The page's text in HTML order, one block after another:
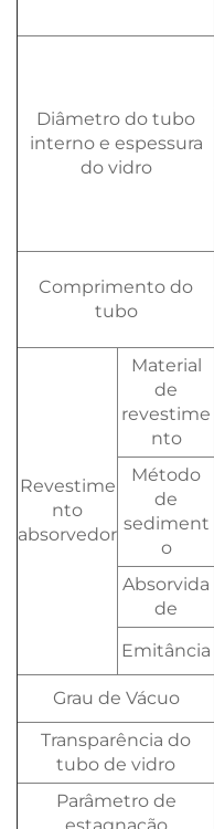
Diâmetro do tubo
interno e espessura
do vidro
Comprimento do
tubo
Revestime
nto
absorvedor
Material
de
revestime
nto
Método
de
sediment
o
Absorvida
de
Emitância
Grau de Vácuo
Transparência do
tubo de vidro
Parâmetro de